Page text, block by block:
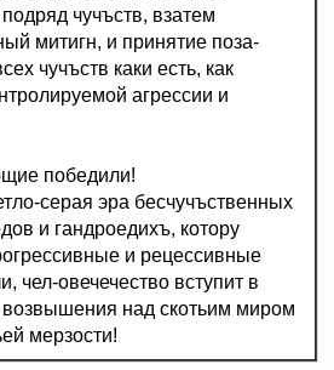
чучъств, взатем
митигн, и принятие поза-
чучъств каки есть, как
агрессии и
победили!
серая эра бесчучъственных
и гандроедихъ, котору
и рецессивные
чел-овечечество вступит в
над скотьим миром
мерзости!